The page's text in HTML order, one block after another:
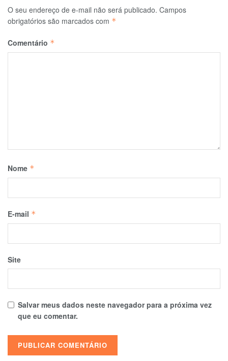
O seu endereço de e-mail não será publicado. Campos
obrigatórios são marcados com *
Comentário *
Nome *
E-mail *
Site
Salvar meus dados neste navegador para a próxima vez
que eu comentar.